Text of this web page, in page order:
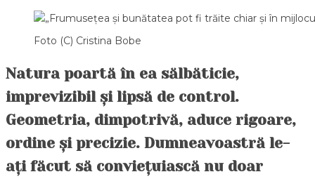
Foto (C) Cristina Bobe
Natura poartă în ea sălbăticie,
imprevizibil și lipsă de control.
Geometria, dimpotrivă, aduce rigoare,
ordine și precizie. Dumneavoastră le-
ați făcut să conviețuiască nu doar